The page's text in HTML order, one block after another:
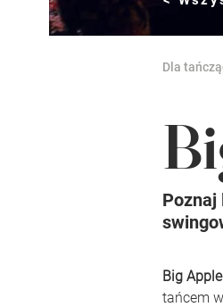
Dla
Poznaj
Big Apple
tańcem